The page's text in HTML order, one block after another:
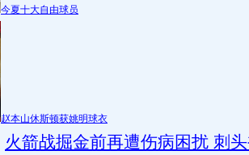
今夏十大自由球员
赵本山休斯顿获姚明球衣
火箭战掘金前再遭伤病困扰 刺